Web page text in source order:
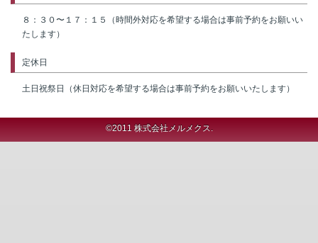
８：３０〜１７：１５（時間外対応を希望する場合は事前予約をお願いい
たします）
定休日
土日祝祭日（休日対応を希望する場合は事前予約をお願いいたします）
©2011 株式会社メルメクス.